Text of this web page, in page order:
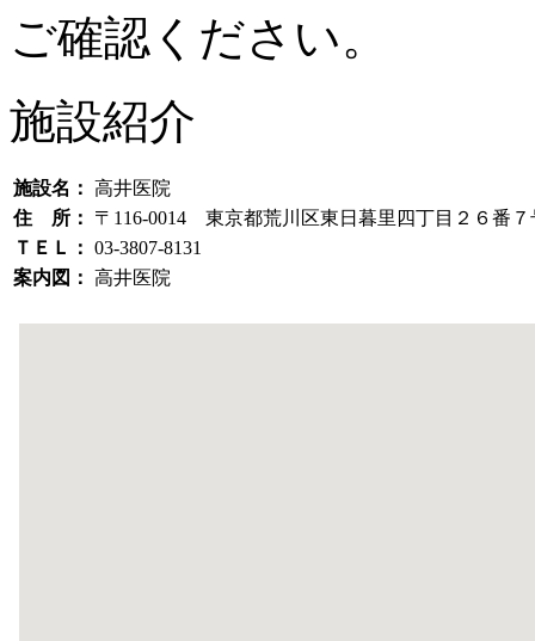
ご確認ください。
施設紹介
施設名： 高井医院
住 所：
〒116-0014 東京都荒川区東日暮里四丁目２６番
ＴＥＬ： 03-3807-8131
案内図： 高井医院